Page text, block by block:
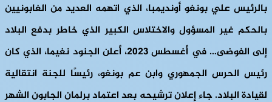
بالرئيس علي بونغو أونديمبا، الذي اتهمه العديد من الغابونيين
بالحكم غير المسؤول والاختلاس الكبير الذي خاطر بدفع البلاد
إلى الفوضى… في أغسطس 2023، أعلن الجنود نغيما، الذي كان
رئيس الحرس الجمهوري وابن عم بونغو، رئيسًا للجنة انتقالية
لقيادة البلاد. جاء إعلان ترشيحه بعد اعتماد برلمان الجابون الشهر